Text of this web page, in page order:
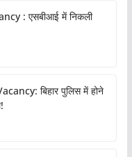
: एसबीआई में निकली
बिहार पुलिस में होने